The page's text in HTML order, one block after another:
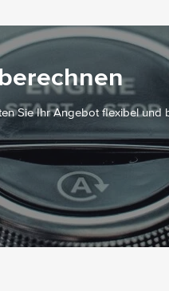
Sie Ihr Angebot flexibel